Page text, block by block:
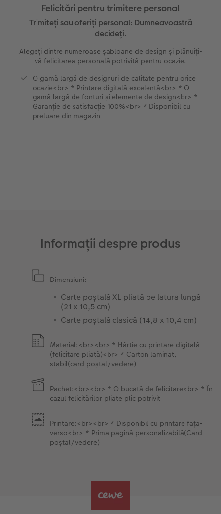
Exemplele clienților
CEWE FOTOCARTE Kids
CEWE FOTOCARTE Art Collection
Accesorii
Nature Prints
Poster Premium
Art Prints
Fotografii standard
Fotografie Aludibond
Fotografie pe Forex
Panou de întâmpinare nuntă
Baghete pentru poster
Accesorii
Felicitări
Rechizite școlare și de birou
Cutii de cadou
Textile
Povești CEWE
Idei de cadouri pentru cei dragi
Interviuri
Călătorie
Felicitări pentru trimitere personal
Trimiteți sau oferiți personal: Dumneavoastră
decideți.
Alegeți dintre numeroase șabloane de design și plănuiți-
vă felicitarea personală potrivită pentru ocazie.
O gamă largă de designuri de calitate pentru orice
ocazie<br> * Printare digitală excelentă<br> * O
gamă largă de fonturi și elemente de design<br> *
Garanție de satisfacție 100%<br> * Disponibil cu
preluare din magazin
Informații despre produs
Dimensiuni:
Carte poștală XL pliată pe latura lungă
(21 x 10,5 cm)
Carte poștală clasică (14,8 x 10,4 cm)
Material:<br><br> * Hârtie cu printare digitală
(felicitare pliată)<br> * Carton laminat,
stabil(card poștal/vedere)
Pachet:<br><br> * O bucată de felicitare<br> * În
cazul felicitărilor pliate plic potrivit
Printare:<br><br> * Disponibil cu printare față-
verso<br> * Prima pagină personalizabilă(Card
poștal/vedere)